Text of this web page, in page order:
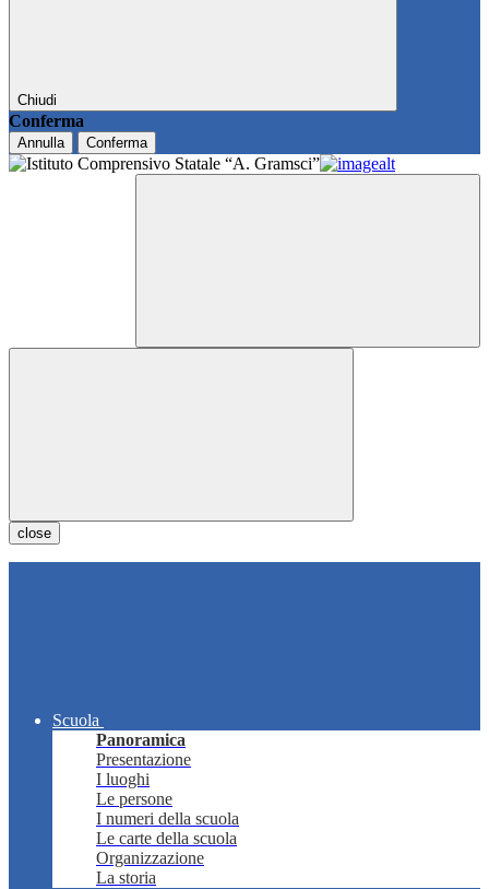
Chiudi
Conferma
Annulla Conferma
close
Scuola
Panoramica
Presentazione
I luoghi
Le persone
I numeri della scuola
Le carte della scuola
Organizzazione
La storia